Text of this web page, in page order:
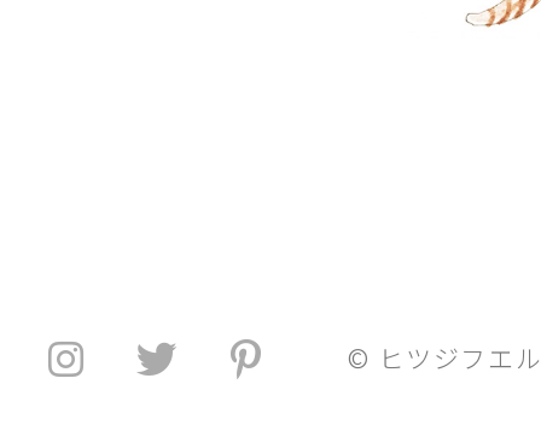
© ヒツジフエ